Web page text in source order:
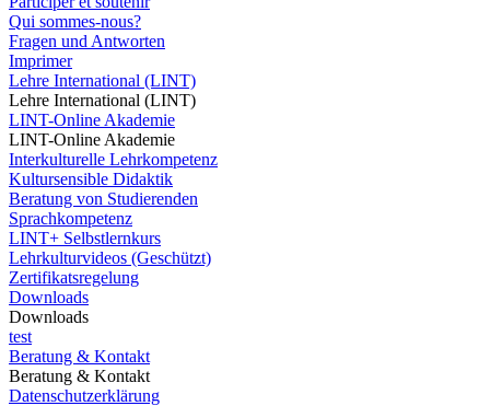
Qui sommes-nous?
Fragen und Antworten
Imprimer
Lehre International (LINT)
Lehre International (LINT)
LINT-Online Akademie
LINT-Online Akademie
Interkulturelle Lehrkompetenz
Kultursensible Didaktik
Beratung von Studierenden
Sprachkompetenz
LINT+ Selbstlernkurs
Lehrkulturvideos (Geschützt)
Zertifikatsregelung
Downloads
Downloads
test
Beratung & Kontakt
Beratung & Kontakt
Datenschutzerklärung